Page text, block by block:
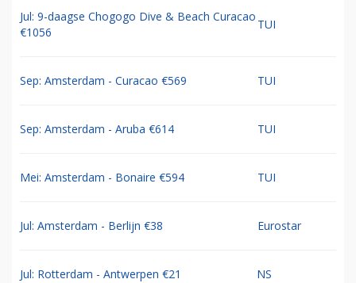
Jul: 9-daagse Chogogo Dive & Beach Curacao
€1056
TUI
Sep: Amsterdam - Curacao €569 TUI
Sep: Amsterdam - Aruba €614 TUI
Mei: Amsterdam - Bonaire €594 TUI
Jul: Amsterdam - Berlijn €38 Eurostar
Jul: Rotterdam - Antwerpen €21 NS